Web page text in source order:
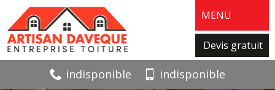
MENU
Devis gratuit
indisponible indisponible